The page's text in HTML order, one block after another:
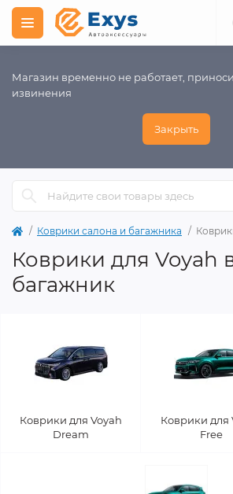
Магазин временно не работает,
извинения
Закрыть
Коврики салона и багажника
Коврики для Voyah
багажник
Коврики для Voyah
Dream
Коврики для
Free